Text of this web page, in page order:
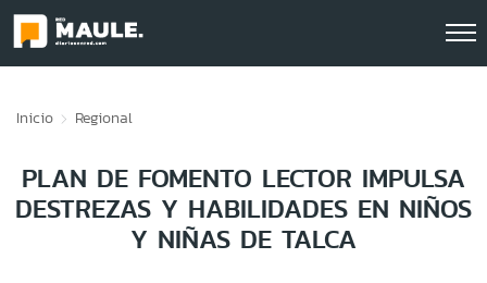
Inicio Regional
PLAN DE FOMENTO LECTOR IMPULSA
DESTREZAS Y HABILIDADES EN NIÑOS
Y NIÑAS DE TALCA